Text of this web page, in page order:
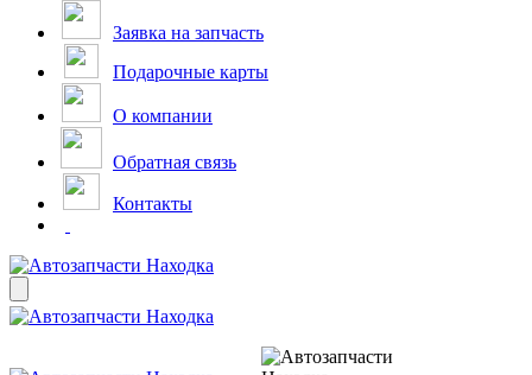
Заявка на запчасть
Подарочные карты
О компании
Обратная связь
Контакты